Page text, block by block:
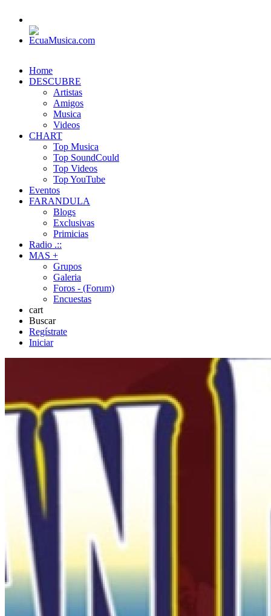
Home
DESCUBRE
Artistas
Amigos
Musica
Videos
CHART
Top Musica
Top SoundCould
Top Videos
Top YouTube
Eventos
FARANDULA
Blogs
Exclusivas
Primicias
Radio .::
MAS +
Grupos
Galeria
Foros - (Forum)
Encuestas
cart
Buscar
Regístrate
Iniciar